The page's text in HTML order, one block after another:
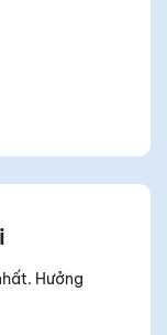
Hưởng